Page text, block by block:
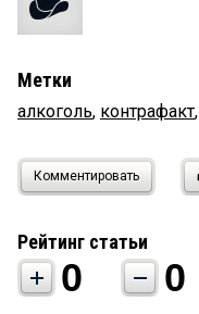
Метки
алкоголь, контрафакт,
Комментировать
Рейтинг статьи
0 0